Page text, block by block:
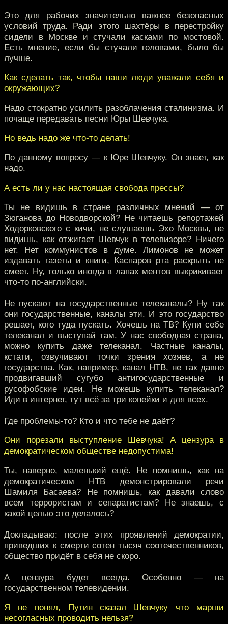
Это для рабочих значительно важнее безопасных
условий труда. Ради этого шахтёры в перестройку
сидели в Москве и стучали касками по мостовой.
Есть мнение, если бы стучали головами, было бы
лучше.
Как сделать так, чтобы наши люди уважали себя и
окружающих?
Надо стократно усилить разоблачения сталинизма. И
почаще передавать песни Юры Шевчука.
Но ведь надо же что-то делать!
По данному вопросу — к Юре Шевчуку. Он знает, как
надо.
А есть ли у нас настоящая свобода прессы?
Ты не видишь в стране различных мнений — от
Зюганова до Новодворской? Не читаешь репортажей
Ходорковского с кичи, не слушаешь Эхо Москвы, не
видишь, как отжигает Шевчук в телевизоре? Ничего
нет. Нет коммунистов в думе. Лимонов не может
издавать газеты и книги, Каспаров рта раскрыть не
смеет. Ну, только иногда в лапах ментов выкрикивает
что-то по-английски.
Не пускают на государственные телеканалы? Ну так
они государственные, каналы эти. И это государство
решает, кого туда пускать. Хочешь на ТВ? Купи себе
телеканал и выступай там. У нас свободная страна,
можно купить даже телеканал. Частные каналы,
кстати, озвучивают точки зрения хозяев, а не
государства. Как, например, канал НТВ, не так давно
продвигавший сугубо антигосударственные и
русофобские идеи. Не можешь купить телеканал?
Иди в интернет, тут всё за три копейки и для всех.
Где проблемы-то? Кто и что тебе не даёт?
Они порезали выступление Шевчука! А цензура в
демократическом обществе недопустима!
Ты, наверно, маленький ещё. Не помнишь, как на
демократическом НТВ демонстрировали речи
Шамиля Басаева? Не помнишь, как давали слово
всем террористам и сепаратистам? Не знаешь, с
какой целью это делалось?
Докладываю: после этих проявлений демократии,
приведших к смерти сотен тысяч соотечественников,
общество придёт в себя не скоро.
А цензура будет всегда. Особенно — на
государственном телевидении.
Я не понял, Путин сказал Шевчуку что марши
несогласных проводить нельзя?